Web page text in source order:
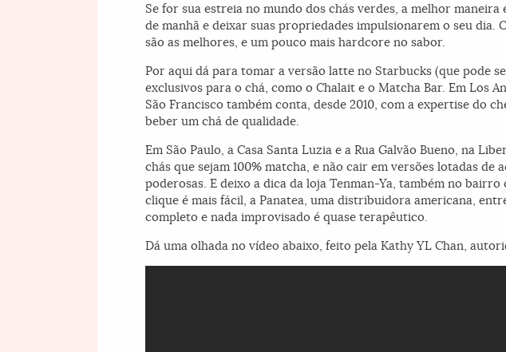
Se for sua estreia no mundo dos chás verdes, a melhor
de manhã e deixar suas propriedades impulsionarem o seu
são as melhores, e um pouco mais hardcore no sabor.
Por aqui dá para tomar a versão latte no Starbucks (que pode
exclusivos para o chá, como o Chalait e o Matcha Bar. Em Los
São Francisco também conta, desde 2010, com a expertise do
beber um chá de qualidade.
Em São Paulo, a Casa Santa Luzia e a Rua Galvão Bueno, na
chás que sejam 100% matcha, e não cair em versões lotadas
poderosas. E deixo a dica da loja Tenman-Ya, também no
clique é mais fácil, a Panatea, uma distribuidora americana,
completo e nada improvisado é quase terapêutico.
Dá uma olhada no vídeo abaixo, feito pela Kathy YL Chan,